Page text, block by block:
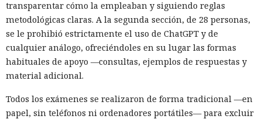
transparentar cómo la empleaban y siguiendo reglas
metodológicas claras. A la segunda sección, de 28 personas,
se le prohibió estrictamente el uso de ChatGPT y de
cualquier análogo, ofreciéndoles en su lugar las formas
habituales de apoyo —consultas, ejemplos de respuestas y
material adicional.
Todos los exámenes se realizaron de forma tradicional —en
papel, sin teléfonos ni ordenadores portátiles— para excluir